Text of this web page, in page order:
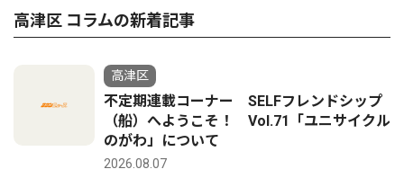
高津区 コラムの新着記事
高津区
不定期連載コーナー SELFフレンドシップ
（船）へようこそ！ Vol.71「ユニサイクル
のがわ」について
2026.08.07